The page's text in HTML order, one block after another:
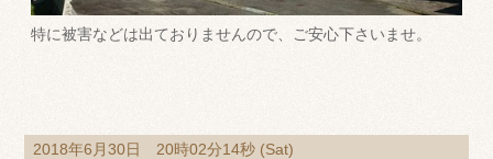
特に被害などは出ておりませんので、ご安心下さいませ。
2018年6月30日 20時02分14秒 (Sat)